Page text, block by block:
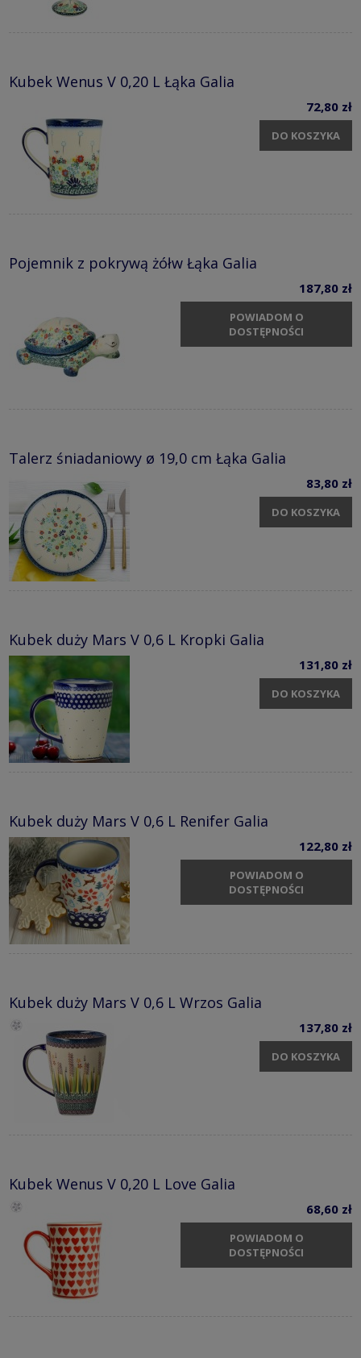
Kubek Wenus V 0,20 L Łąka Galia
72,80 zł
DO KOSZYKA
Pojemnik z pokrywą żółw Łąka Galia
187,80 zł
POWIADOM O
DOSTĘPNOŚCI
Talerz śniadaniowy ø 19,0 cm Łąka Galia
83,80 zł
DO KOSZYKA
Kubek duży Mars V 0,6 L Kropki Galia
131,80 zł
DO KOSZYKA
Kubek duży Mars V 0,6 L Renifer Galia
122,80 zł
POWIADOM O
DOSTĘPNOŚCI
Kubek duży Mars V 0,6 L Wrzos Galia
137,80 zł
DO KOSZYKA
Kubek Wenus V 0,20 L Love Galia
68,60 zł
POWIADOM O
DOSTĘPNOŚCI